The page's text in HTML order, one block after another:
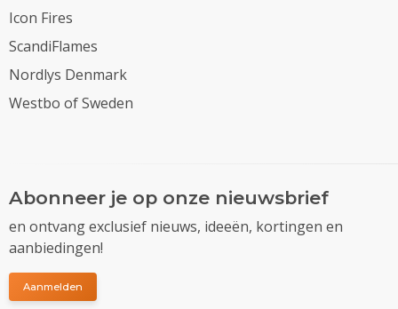
Icon Fires
ScandiFlames
Nordlys Denmark
Westbo of Sweden
Abonneer je op onze nieuwsbrief
en ontvang exclusief nieuws, ideeën, kortingen en
aanbiedingen!
Aanmelden